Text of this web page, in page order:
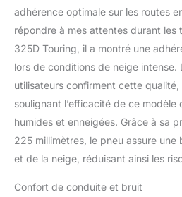
adhérence optimale sur les routes
répondre à mes attentes durant les
325D Touring, il a montré une
lors de conditions de neige intense.
utilisateurs confirment cette
soulignant l’efficacité de ce modèle
humides et enneigées. Grâce à sa
225 millimètres, le pneu assure une
et de la neige, réduisant ainsi les
Confort de conduite et bruit